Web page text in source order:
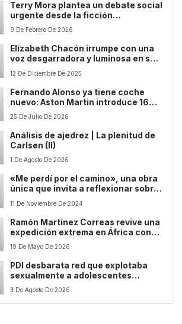
Terry Mora plantea un debate social
urgente desde la ficción
contemporánea
9 De Febrero De 2026
Elizabeth Chacón irrumpe con una
voz desgarradora y luminosa en su
debut literario
12 De Diciembre De 2025
Fernando Alonso ya tiene coche
nuevo: Aston Martin introduce 16
mejoras en el monoplaza para el GP
25 De Julio De 2026
Análisis de ajedrez | La plenitud de
Carlsen (II)
1 De Agosto De 2026
«Me perdí por el camino», una obra
única que invita a reflexionar sobre
el pensamiento humano
11 De Noviembre De 2024
Ramón Martínez Correas revive una
expedición extrema en África con
“El juego de los grandes, mi diario”,
una aventura real marcada por la
supervivencia y la emoción
19 De Mayo De 2026
PDI desbarata red que explotaba
sexualmente a adolescentes
bolivianas en Iquique y Alto
3 De Agosto De 2026